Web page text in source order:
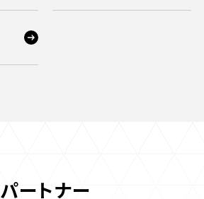
パートナー